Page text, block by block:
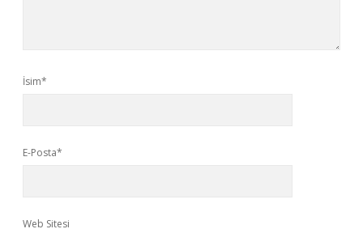
İsim*
E-Posta*
Web Sitesi